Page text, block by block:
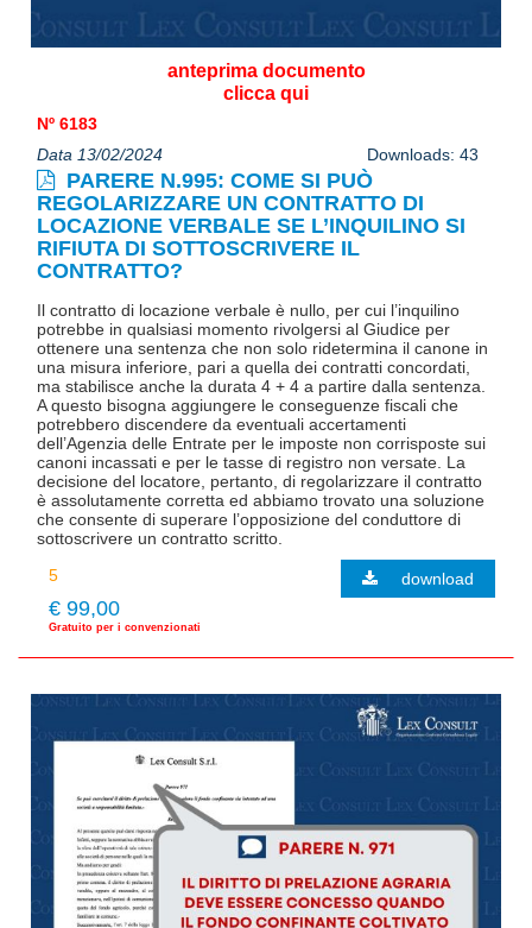
anteprima documento
clicca qui
Nº 6183
Data 13/02/2024
Downloads: 43
PARERE N.995: COME SI PUÒ
REGOLARIZZARE UN CONTRATTO DI
LOCAZIONE VERBALE SE L’INQUILINO SI
RIFIUTA DI SOTTOSCRIVERE IL
CONTRATTO?
Il contratto di locazione verbale è nullo, per cui l’inquilino
potrebbe in qualsiasi momento rivolgersi al Giudice per
ottenere una sentenza che non solo ridetermina il canone in
una misura inferiore, pari a quella dei contratti concordati,
ma stabilisce anche la durata 4 + 4 a partire dalla sentenza.
A questo bisogna aggiungere le conseguenze fiscali che
potrebbero discendere da eventuali accertamenti
dell’Agenzia delle Entrate per le imposte non corrisposte sui
canoni incassati e per le tasse di registro non versate. La
decisione del locatore, pertanto, di regolarizzare il contratto
è assolutamente corretta ed abbiamo trovato una soluzione
che consente di superare l’opposizione del conduttore di
sottoscrivere un contratto scritto.
€ 99,00
Gratuito per i convenzionati
download